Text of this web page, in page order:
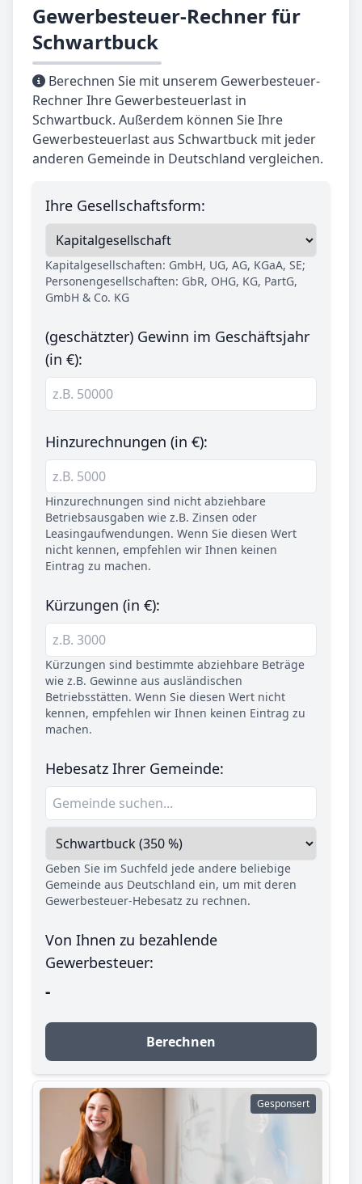
Gewerbesteuer-Rechner für
Schwartbuck
Berechnen Sie mit unserem Gewerbesteuer-
Rechner Ihre Gewerbesteuerlast in
Schwartbuck. Außerdem können Sie Ihre
Gewerbesteuerlast aus Schwartbuck mit jeder
anderen Gemeinde in Deutschland vergleichen.
Ihre Gesellschaftsform:
Kapitalgesellschaften: GmbH, UG, AG, KGaA, SE;
Personengesellschaften: GbR, OHG, KG, PartG,
GmbH & Co. KG
(geschätzter) Gewinn im Geschäftsjahr
(in €):
Hinzurechnungen (in €):
Hinzurechnungen sind nicht abziehbare
Betriebsausgaben wie z.B. Zinsen oder
Leasingaufwendungen. Wenn Sie diesen Wert
nicht kennen, empfehlen wir Ihnen keinen
Eintrag zu machen.
Kürzungen (in €):
Kürzungen sind bestimmte abziehbare Beträge
wie z.B. Gewinne aus ausländischen
Betriebsstätten. Wenn Sie diesen Wert nicht
kennen, empfehlen wir Ihnen keinen Eintrag zu
machen.
Hebesatz Ihrer Gemeinde:
Geben Sie im Suchfeld jede andere beliebige
Gemeinde aus Deutschland ein, um mit deren
Gewerbesteuer-Hebesatz zu rechnen.
Von Ihnen zu bezahlende
Gewerbesteuer:
-
Berechnen
Gesponsert